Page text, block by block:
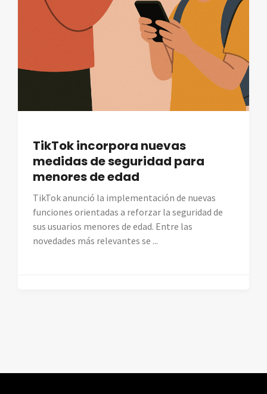
TikTok incorpora nuevas
medidas de seguridad para
menores de edad
TikTok anunció la implementación de nuevas
funciones orientadas a reforzar la seguridad de
sus usuarios menores de edad. Entre las
novedades más relevantes se ...